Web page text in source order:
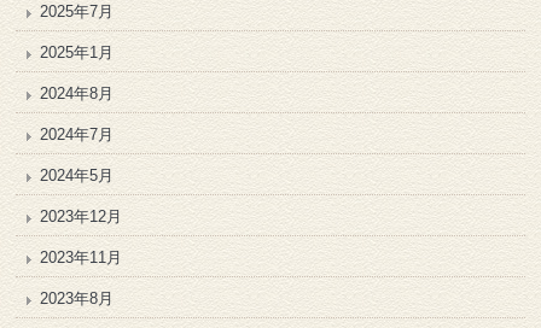
2025年7月
2025年1月
2024年8月
2024年7月
2024年5月
2023年12月
2023年11月
2023年8月